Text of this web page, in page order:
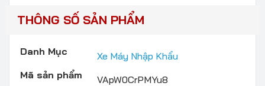
THÔNG SỐ SẢN PHẨM
Danh Mục
Xe Máy Nhập Khẩu
Mã sản phẩm
VApW0CrPMYu8